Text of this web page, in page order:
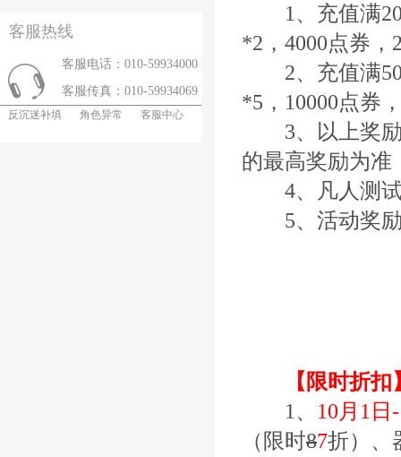
客服热线
客服电话：010-59934000
客服传真：010-59934069
反沉迷补填 角色异常 客服中心
1、充值满
*2，4000点券，
2、充值满
*5，10000点券
3、以上奖励
的最高奖励为准
4、凡人测试
5、活动奖励
【限时折扣
1、 10月1日
（限时87折）、